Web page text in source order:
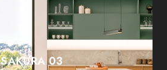
SAKURA 03